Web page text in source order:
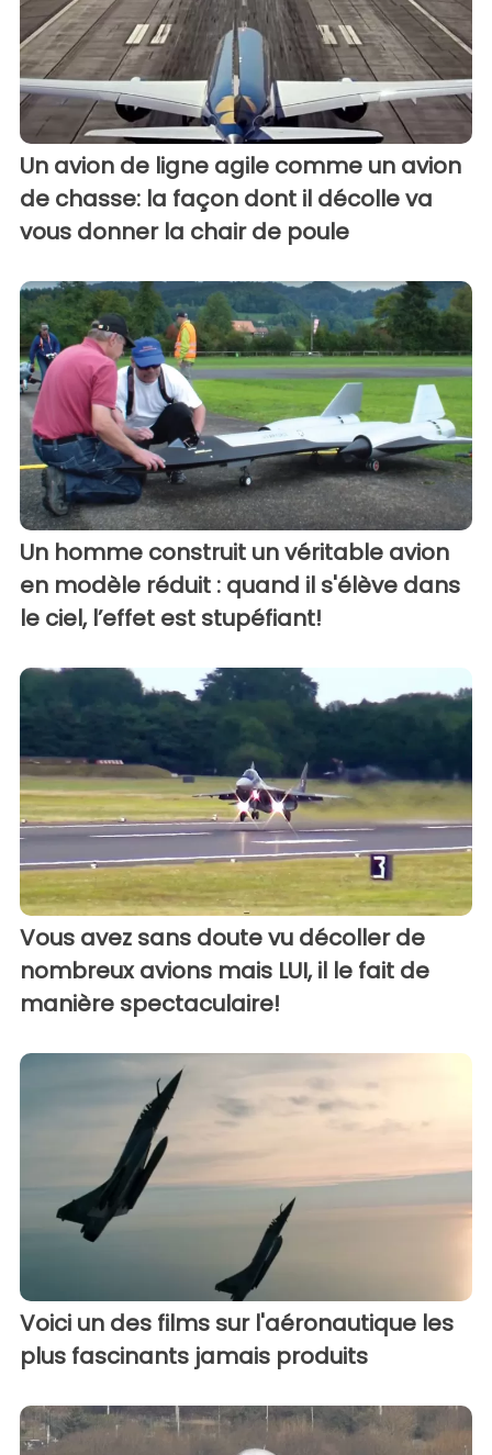
Un avion de ligne agile comme un avion
de chasse: la façon dont il décolle va
vous donner la chair de poule
Un homme construit un véritable avion
en modèle réduit : quand il s'élève dans
le ciel, l’effet est stupéfiant!
Vous avez sans doute vu décoller de
nombreux avions mais LUI, il le fait de
manière spectaculaire!
Voici un des films sur l'aéronautique les
plus fascinants jamais produits